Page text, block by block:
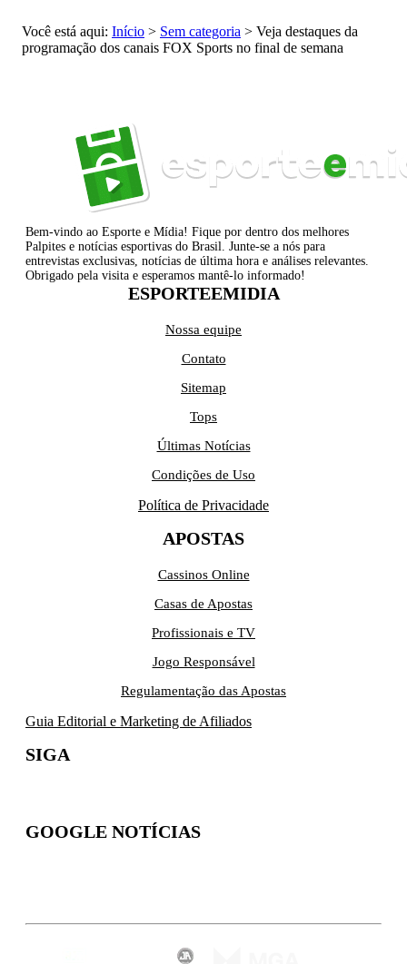
Você está aqui: Início > Sem categoria > Veja destaques da
programação dos canais FOX Sports no final de semana
Bem-vindo ao Esporte e Mídia! Fique por dentro dos melhores
Palpites e notícias esportivas do Brasil. Junte-se a nós para
entrevistas exclusivas, notícias de última hora e análises relevantes.
Obrigado pela visita e esperamos mantê-lo informado!
ESPORTEEMIDIA
Nossa equipe
Contato
Sitemap
Tops
Últimas Notícias
Condições de Uso
Política de Privacidade
APOSTAS
Cassinos Online
Casas de Apostas
Profissionais e TV
Jogo Responsável
Regulamentação das Apostas
Guia Editorial e Marketing de Afiliados
SIGA
GOOGLE NOTÍCIAS